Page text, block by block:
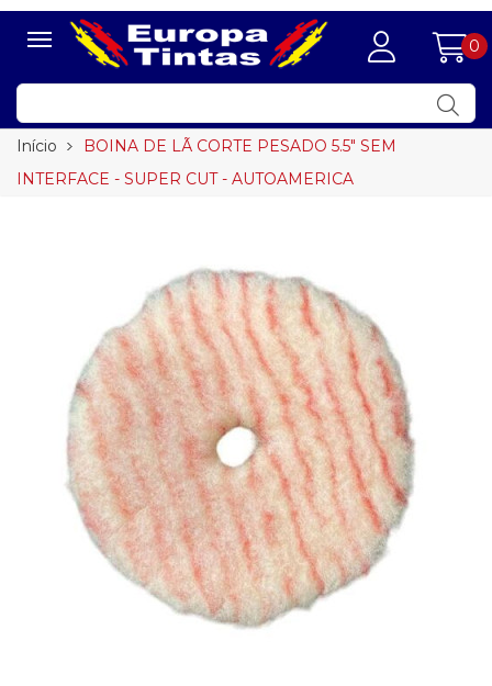
0
Início
BOINA DE LÃ CORTE PESADO 5.5" SEM
INTERFACE - SUPER CUT - AUTOAMERICA